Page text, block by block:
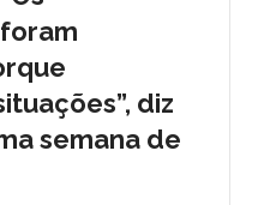
diz
semana de